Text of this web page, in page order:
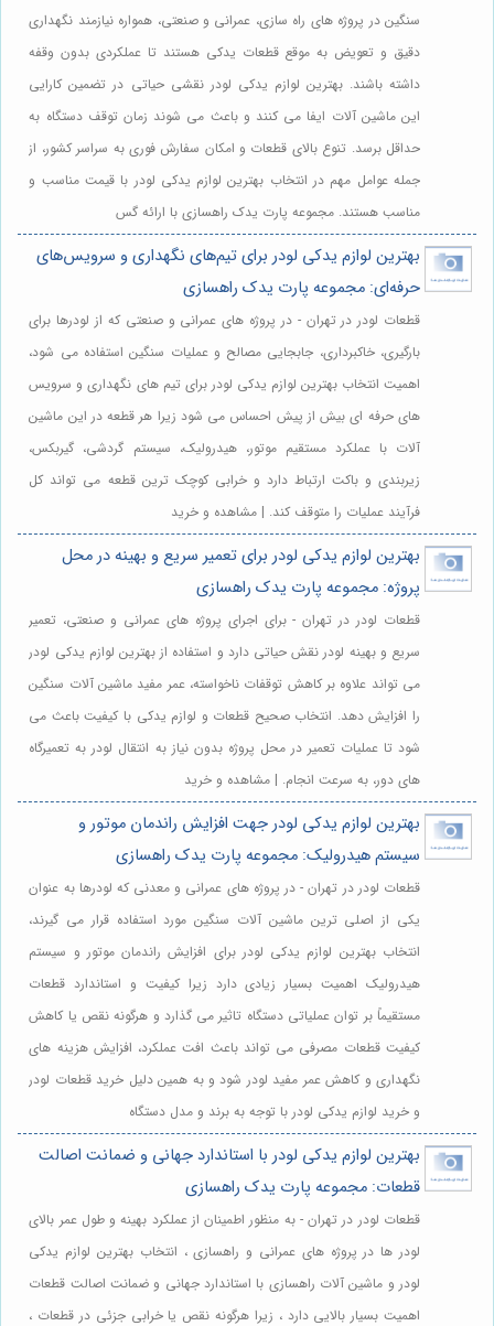
سنگین در پروژه های راه سازی، عمرانی و صنعتی، همواره نیازمند نگهداری
دقیق و تعویض به موقع قطعات یدکی هستند تا عملکردی بدون وقفه
داشته باشند. بهترین لوازم یدکی لودر نقشی حیاتی در تضمین کارایی
این ماشین آلات ایفا می کنند و باعث می شوند زمان توقف دستگاه به
حداقل برسد. تنوع بالای قطعات و امکان سفارش فوری به سراسر کشور، از
جمله عوامل مهم در انتخاب بهترین لوازم یدکی لودر با قیمت مناسب و
مناسب هستند. مجموعه پارت یدک راهسازی با ارائه گس
بهترین لوازم یدکی لودر برای تیم‌های نگهداری و سرویس‌های
حرفه‌ای: مجموعه پارت یدک راهسازی
قطعات لودر در تهران - در پروژه های عمرانی و صنعتی که از لودرها برای
بارگیری، خاکبرداری، جابجایی مصالح و عملیات سنگین استفاده می شود،
اهمیت انتخاب بهترین لوازم یدکی لودر برای تیم های نگهداری و سرویس
های حرفه ای بیش از پیش احساس می شود زیرا هر قطعه در این ماشین
آلات با عملکرد مستقیم موتور، هیدرولیک، سیستم گردشی، گیربکس،
زیربندی و باکت ارتباط دارد و خرابی کوچک ترین قطعه می تواند کل
فرآیند عملیات را متوقف کند. | مشاهده و خرید
بهترین لوازم یدکی لودر برای تعمیر سریع و بهینه در محل
پروژه: مجموعه پارت یدک راهسازی
قطعات لودر در تهران - برای اجرای پروژه های عمرانی و صنعتی، تعمیر
سریع و بهینه لودر نقش حیاتی دارد و استفاده از بهترین لوازم یدکی لودر
می تواند علاوه بر کاهش توقفات ناخواسته، عمر مفید ماشین آلات سنگین
را افزایش دهد. انتخاب صحیح قطعات و لوازم یدکی با کیفیت باعث می
شود تا عملیات تعمیر در محل پروژه بدون نیاز به انتقال لودر به تعمیرگاه
های دور، به سرعت انجام. | مشاهده و خرید
بهترین لوازم یدکی لودر جهت افزایش راندمان موتور و
سیستم هیدرولیک: مجموعه پارت یدک راهسازی
قطعات لودر در تهران - در پروژه های عمرانی و معدنی که لودرها به عنوان
یکی از اصلی ترین ماشین آلات سنگین مورد استفاده قرار می گیرند،
انتخاب بهترین لوازم یدکی لودر برای افزایش راندمان موتور و سیستم
هیدرولیک اهمیت بسیار زیادی دارد زیرا کیفیت و استاندارد قطعات
مستقیماً بر توان عملیاتی دستگاه تاثیر می گذارد و هرگونه نقص یا کاهش
کیفیت قطعات مصرفی می تواند باعث افت عملکرد، افزایش هزینه های
نگهداری و کاهش عمر مفید لودر شود و به همین دلیل خرید قطعات لودر
و خرید لوازم یدکی لودر با توجه به برند و مدل دستگاه
بهترین لوازم یدکی لودر با استاندارد جهانی و ضمانت اصالت
قطعات: مجموعه پارت یدک راهسازی
قطعات لودر در تهران - به منظور اطمینان از عملکرد بهینه و طول عمر بالای
لودر ها در پروژه های عمرانی و راهسازی ، انتخاب بهترین لوازم یدکی
لودر و ماشین آلات راهسازی با استاندارد جهانی و ضمانت اصالت قطعات
اهمیت بسیار بالایی دارد ، زیرا هرگونه نقص یا خرابی جزئی در قطعات ،